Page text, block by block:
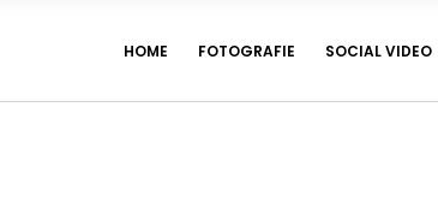
HOME FOTOGRAFIE SOCIAL VIDEO